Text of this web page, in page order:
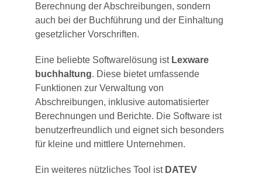
Berechnung der Abschreibungen, sondern
auch bei der Buchführung und der Einhaltung
gesetzlicher Vorschriften.
Eine beliebte Softwarelösung ist Lexware
buchhaltung. Diese bietet umfassende
Funktionen zur Verwaltung von
Abschreibungen, inklusive automatisierter
Berechnungen und Berichte. Die Software ist
benutzerfreundlich und eignet sich besonders
für kleine und mittlere Unternehmen.
Ein weiteres nützliches Tool ist DATEV